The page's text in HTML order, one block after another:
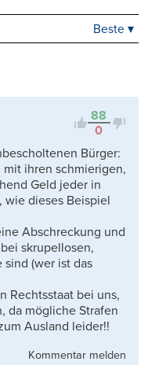
Kontrovers
Beste ▾
88
0
Bürger:
ihren schmierigen,
Geld jeder in
wie dieses Beispiel
Abschreckung und
skrupellosen,
(wer ist das
Rechtsstaat bei uns,
da mögliche Strafen
Ausland leider!!
Kommentar melden